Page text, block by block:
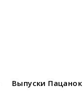
Выпуски Пацанок